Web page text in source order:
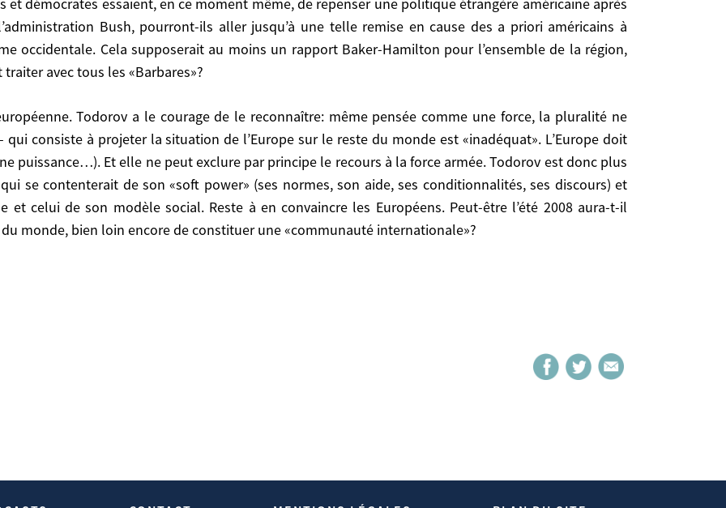
Bush, pourront-ils aller jusqu’à une telle remise en cause des a priori américains à
occidentale. Cela supposerait au moins un rapport Baker-Hamilton pour l’ensemble de la région,
avec tous les «Barbares»?
qui consiste à projeter la situation de l’Europe sur le reste du monde est «inadéquat». L’Europe doit
puissance…). Et elle ne peut exclure par principe le recours à la force armée. Todorov est donc plus
se contenterait de son «soft power» (ses normes, son aide, ses conditionnalités, ses discours) et
et celui de son modèle social. Reste à en convaincre les Européens. Peut-être l’été 2008 aura-t-il
monde, bien loin encore de constituer une «communauté internationale»?
Bush, pourront-ils aller jusqu’à une telle remise en cause des a priori américains à l’heure où le
supposerait au moins un rapport Baker-Hamilton pour l’ensemble de la région, pour dire comment
projeter la situation de l’Europe sur le reste du monde est «inadéquat». L’Europe doit devenir une
ne peut exclure par principe le recours à la force armée. Todorov est donc plus réaliste que ceux qui
power» (ses normes, son aide, ses conditionnalités, ses discours) et rayonnerait par son exemple
à en convaincre les Européens. Peut-être l’été 2008 aura-t-il descillé les yeux de beaucoup sur la réalité
internationale»?